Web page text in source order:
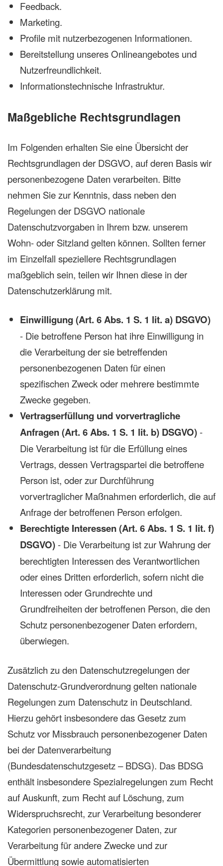
Feedback.
Marketing.
Profile mit nutzerbezogenen Informationen.
Bereitstellung unseres Onlineangebotes und
Nutzerfreundlichkeit.
Informationstechnische Infrastruktur.
Maßgebliche Rechtsgrundlagen
Im Folgenden erhalten Sie eine Übersicht der
Rechtsgrundlagen der DSGVO, auf deren Basis wir
personenbezogene Daten verarbeiten. Bitte
nehmen Sie zur Kenntnis, dass neben den
Regelungen der DSGVO nationale
Datenschutzvorgaben in Ihrem bzw. unserem
Wohn- oder Sitzland gelten können. Sollten ferner
im Einzelfall speziellere Rechtsgrundlagen
maßgeblich sein, teilen wir Ihnen diese in der
Datenschutzerklärung mit.
Einwilligung (Art. 6 Abs. 1 S. 1 lit. a) DSGVO)
- Die betroffene Person hat ihre Einwilligung in
die Verarbeitung der sie betreffenden
personenbezogenen Daten für einen
spezifischen Zweck oder mehrere bestimmte
Zwecke gegeben.
Vertragserfüllung und vorvertragliche
Anfragen (Art. 6 Abs. 1 S. 1 lit. b) DSGVO)-
Die Verarbeitung ist für die Erfüllung eines
Vertrags, dessen Vertragspartei die betroffene
Person ist, oder zur Durchführung
vorvertraglicher Maßnahmen erforderlich, die auf
Anfrage der betroffenen Person erfolgen.
Berechtigte Interessen (Art. 6 Abs. 1 S. 1 lit. f)
DSGVO)- Die Verarbeitung ist zur Wahrung der
berechtigten Interessen des Verantwortlichen
oder eines Dritten erforderlich, sofern nicht die
Interessen oder Grundrechte und
Grundfreiheiten der betroffenen Person, die den
Schutz personenbezogener Daten erfordern,
überwiegen.
Zusätzlich zu den Datenschutzregelungen der
Datenschutz-Grundverordnung gelten nationale
Regelungen zum Datenschutz in Deutschland.
Hierzu gehört insbesondere das Gesetz zum
Schutz vor Missbrauch personenbezogener Daten
bei der Datenverarbeitung
(Bundesdatenschutzgesetz – BDSG). Das BDSG
enthält insbesondere Spezialregelungen zum Recht
auf Auskunft, zum Recht auf Löschung, zum
Widerspruchsrecht, zur Verarbeitung besonderer
Kategorien personenbezogener Daten, zur
Verarbeitung für andere Zwecke und zur
Übermittlung sowie automatisierten